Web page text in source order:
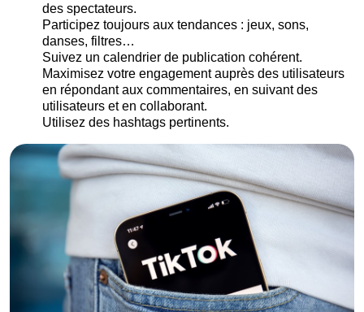
des spectateurs.
Participez toujours aux tendances : jeux, sons,
danses, filtres…
Suivez un calendrier de publication cohérent.
Maximisez votre engagement auprès des utilisateurs
en répondant aux commentaires, en suivant des
utilisateurs et en collaborant.
Utilisez des hashtags pertinents.